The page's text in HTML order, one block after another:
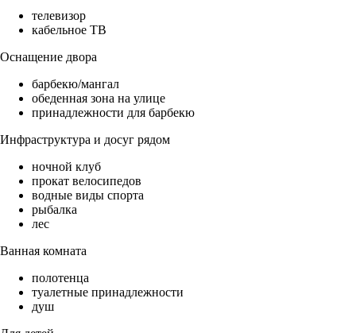
телевизор
кабельное ТВ
Оснащение двора
барбекю/мангал
обеденная зона на улице
принадлежности для барбекю
Инфраструктура и досуг рядом
ночной клуб
прокат велосипедов
водные виды спорта
рыбалка
лес
Ванная комната
полотенца
туалетные принадлежности
душ